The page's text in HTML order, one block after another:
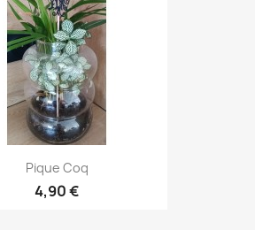
Pique Coq
4,90 €